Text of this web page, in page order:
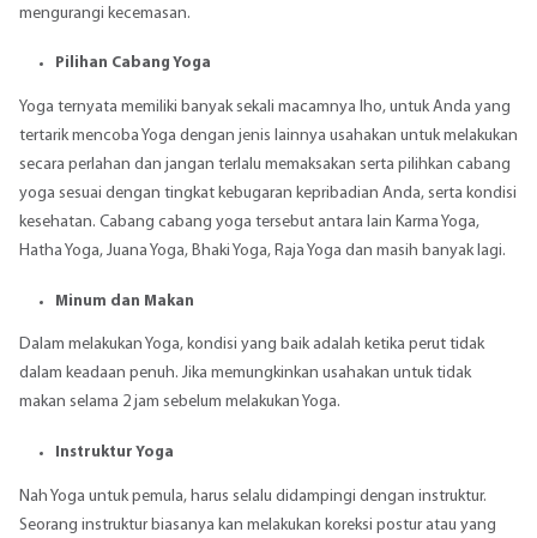
mengurangi kecemasan.
Pilihan Cabang Yoga
Yoga ternyata memiliki banyak sekali macamnya lho, untuk Anda yang
tertarik mencoba Yoga dengan jenis lainnya usahakan untuk melakukan
secara perlahan dan jangan terlalu memaksakan serta pilihkan cabang
yoga sesuai dengan tingkat kebugaran kepribadian Anda, serta kondisi
kesehatan. Cabang cabang yoga tersebut antara lain Karma Yoga,
Hatha Yoga, Juana Yoga, Bhaki Yoga, Raja Yoga dan masih banyak lagi.
Minum dan Makan
Dalam melakukan Yoga, kondisi yang baik adalah ketika perut tidak
dalam keadaan penuh. Jika memungkinkan usahakan untuk tidak
makan selama 2 jam sebelum melakukan Yoga.
Instruktur Yoga
Nah Yoga untuk pemula, harus selalu didampingi dengan instruktur.
Seorang instruktur biasanya kan melakukan koreksi postur atau yang